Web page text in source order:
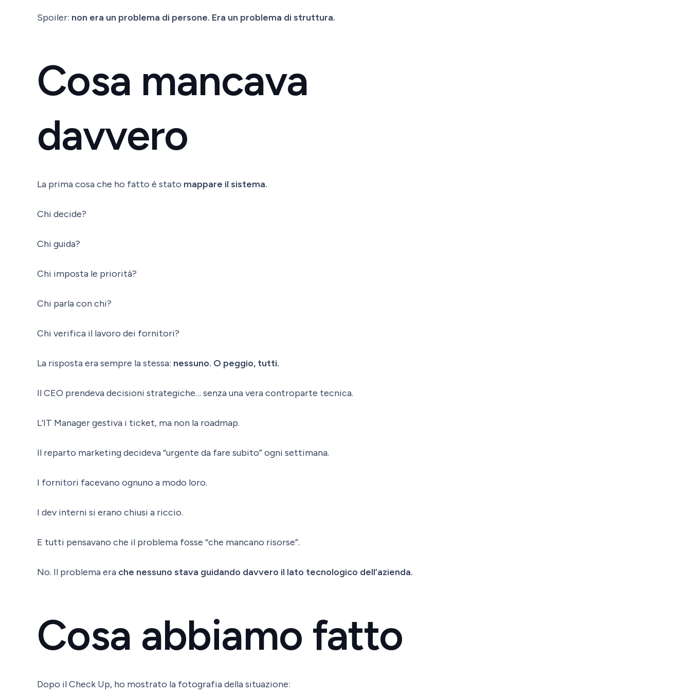
Spoiler: non era un problema di persone. Era un problema di struttura.
Cosa mancava
davvero
La prima cosa che ho fatto è stato mappare il sistema.
Chi decide?
Chi guida?
Chi imposta le priorità?
Chi parla con chi?
Chi verifica il lavoro dei fornitori?
La risposta era sempre la stessa: nessuno. O peggio, tutti.
Il CEO prendeva decisioni strategiche… senza una vera controparte tecnica.
L’IT Manager gestiva i ticket, ma non la roadmap.
Il reparto marketing decideva “urgente da fare subito” ogni settimana.
I fornitori facevano ognuno a modo loro.
I dev interni si erano chiusi a riccio.
E tutti pensavano che il problema fosse “che mancano risorse”.
No. Il problema era che nessuno stava guidando davvero il lato tecnologico dell’azienda.
Cosa abbiamo fatto
Dopo il Check Up, ho mostrato la fotografia della situazione: